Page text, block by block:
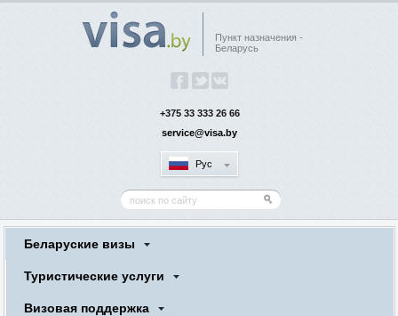
Пункт назначения -
Беларусь
+375 33 333 26 66
service@visa.by
Рус
Беларуские визы
Туристические услуги
Визовая поддержка